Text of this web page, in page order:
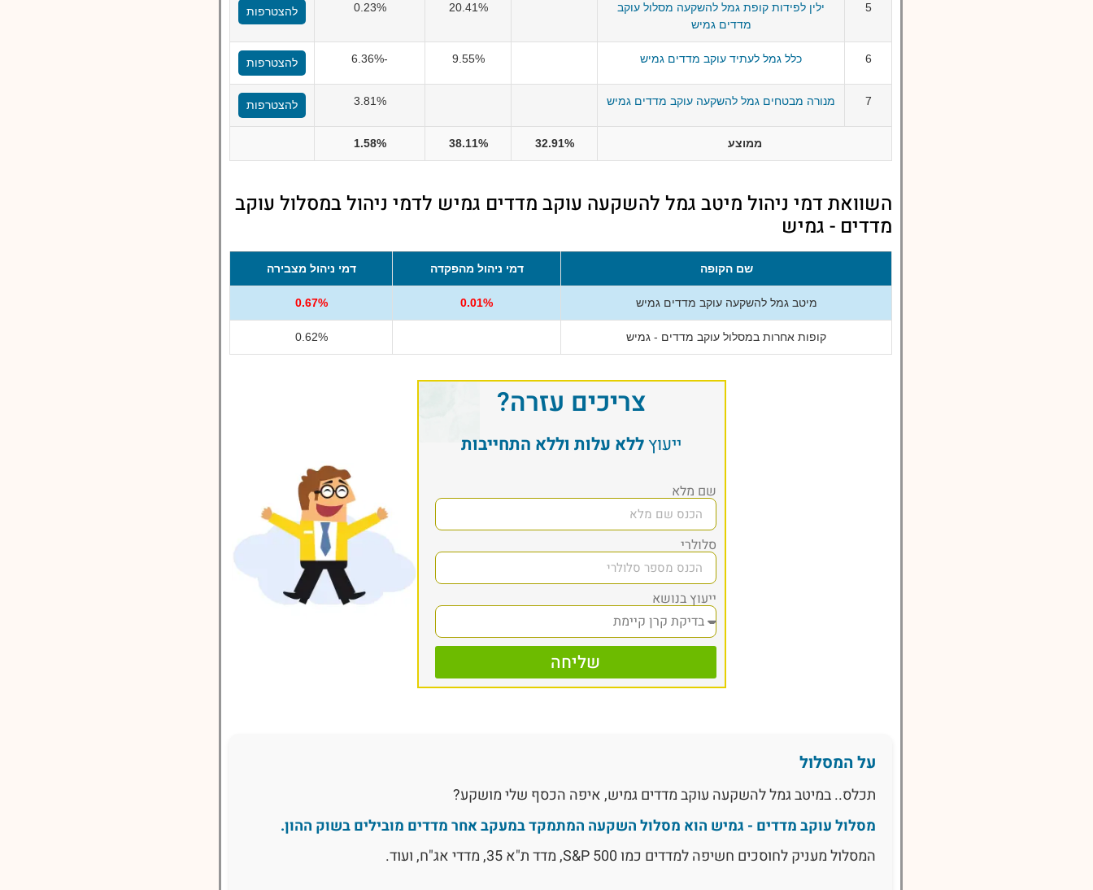
5
ילין לפידות קופת גמל להשקעה מסלול עוקב
מדדים גמיש
20.41%
0.23% להצטרפות
6 כלל גמל לעתיד עוקב מדדים גמיש 9.55%
-6.36% להצטרפות
7 מנורה מבטחים גמל להשקעה עוקב מדדים גמיש 3.81% להצטרפות
ממוצע 32.91%
38.11%
1.58%
השוואת דמי ניהול מיטב גמל להשקעה עוקב מדדים גמיש לדמי ניהול במסלול עוקב
מדדים - גמיש
שם הקופה דמי ניהול מהפקדה דמי ניהול מצבירה
מיטב גמל להשקעה עוקב מדדים גמיש 0.01%
0.67%
קופות אחרות במסלול עוקב מדדים - גמיש 0.62%
צריכים עזרה?
ייעוץללא עלות וללא התחייבות
שם מלא
סלולרי
ייעוץ בנושא
שליחה
על המסלול
תכלס.. במיטב גמל להשקעה עוקב מדדים גמיש, איפה הכסף שלי מושקע?
מסלול עוקב מדדים - גמיש הוא מסלול השקעה המתמקד במעקב אחר מדדים מובילים בשוק ההון.
המסלול מעניק לחוסכים חשיפה למדדים כמו S&P 500, מדד ת"א 35, מדדי אג"ח, ועוד.